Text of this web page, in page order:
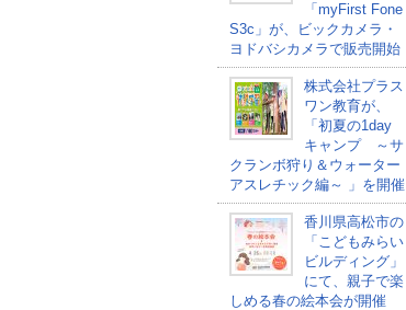
「myFirst Fone
S3c」が、ビックカメラ・
ヨドバシカメラで販売開始
株式会社プラス
ワン教育が、
「初夏の1day
キャンプ ～サ
クランボ狩り＆ウォーター
アスレチック編～ 」を開催
香川県高松市の
「こどもみらい
ビルディング」
にて、親子で楽
しめる春の絵本会が開催